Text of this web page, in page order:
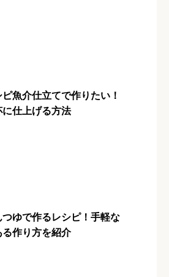
魚介仕立てで作りたい！
仕上げる方法
ゆで作るレシピ！手軽な
作り方を紹介